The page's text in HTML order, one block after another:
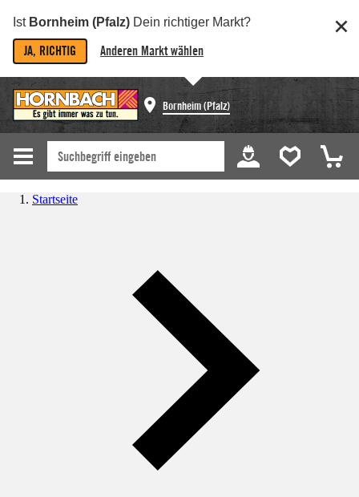
Ist Bornheim (Pfalz) Dein richtiger Markt?
JA, RICHTIG Anderen Markt wählen
Bornheim (Pfalz)
Startseite